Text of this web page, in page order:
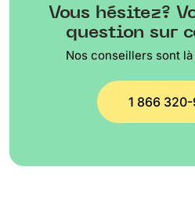
Vous hésitez?
question sur
Nos conseillers sont
1 866